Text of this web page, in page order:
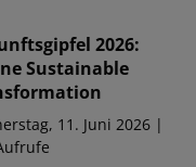
2026:
Sustainable
11. Juni 2026 |